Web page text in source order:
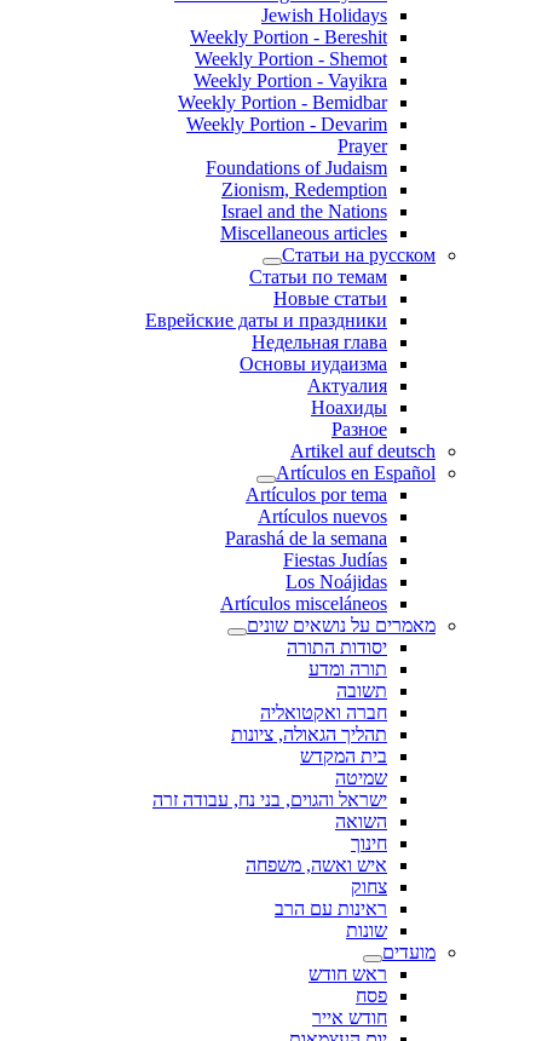
Jewish Holidays
Weekly Portion - Bereshit
Weekly Portion - Shemot
Weekly Portion - Vayikra
Weekly Portion - Bemidbar
Weekly Portion - Devarim
Prayer
Foundations of Judaism
Zionism, Redemption
Israel and the Nations
Miscellaneous articles
Статьи на русском
Статьи по темам
Новые статьи
Еврейские даты и праздники
Недельная глава
Основы иудаизма
Актуалия
Ноахиды
Разное
Artikel auf deutsch
Artículos en Español
Artículos por tema
Artículos nuevos
Parashá de la semana
Fiestas Judías
Los Noájidas
Artículos misceláneos
מאמרים על נושאים שונים
יסודות התורה
תורה ומדע
תשובה
חברה ואקטואליה
תהליך הגאולה, ציונות
בית המקדש
שמיטה
ישראל והגוים, בני נח, עבודה זרה
השואה
חינוך
איש ואשה, משפחה
צחוק
ראינות עם הרב
שונות
מועדים
ראש חודש
פסח
חודש אייר